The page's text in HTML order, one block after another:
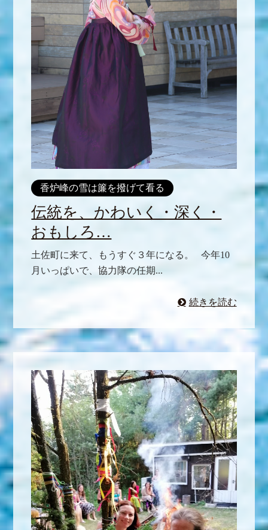
香炉峰の雪は簾を撥げて看る
伝統を、かわいく・深く・
おもしろ…
土佐町に来て、もうすぐ３年になる。 今年10
月いっぱいで、協力隊の任期...
続きを読む